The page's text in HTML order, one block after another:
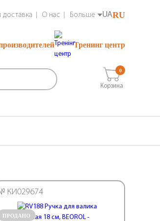
доставка О нас Больше UARU
Тренинг центр
Корзина
0
ПРОДАНО
КИ029674